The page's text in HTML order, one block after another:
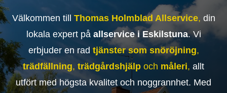
Välkommen till Thomas Holmblad Allservice, din
lokala expert på allservice i Eskilstuna. Vi
erbjuder en rad tjänster som snöröjning,
trädfällning, trädgårdshjälp och måleri, allt
utfört med högsta kvalitet och noggrannhet. Med